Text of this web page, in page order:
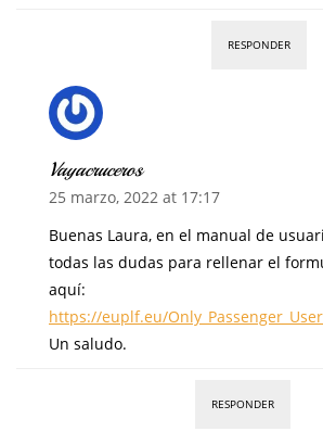
RESPONDER
Vayacruceros
25 marzo, 2022 at 17:17
Buenas Laura, en el manual de
todas las dudas para rellenar el
aquí:
https://euplf.eu/
Un saludo.
RESPONDER